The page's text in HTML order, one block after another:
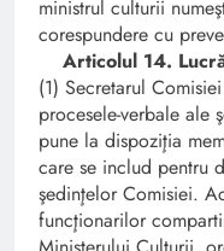
ministrul culturii
corespundere cu
Articolul 14.
(1) Secretarul
procesele-verbale ale
pune la dispoziţia
care se includ pentru
şedinţelor Comisiei.
funcţionarilor